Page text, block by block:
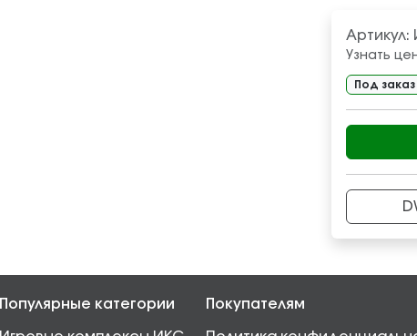
Артикул:
Узнать
Под заказ
Популярные категории Покупателям